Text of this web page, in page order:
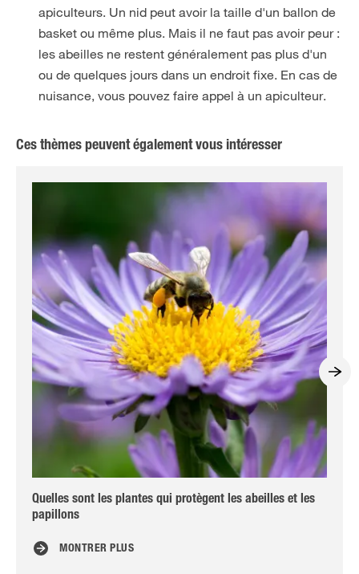
apiculteurs. Un nid peut avoir la taille d'un ballon de
basket ou même plus. Mais il ne faut pas avoir peur :
les abeilles ne restent généralement pas plus d'un
ou de quelques jours dans un endroit fixe. En cas de
nuisance, vous pouvez faire appel à un apiculteur.
Ces thèmes peuvent également vous intéresser
Quelles sont les plantes qui protègent les abeilles et les
papillons
MONTRER PLUS